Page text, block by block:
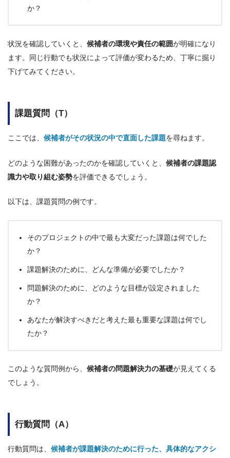
か？
状況を確認していくと、 候補者の環境や責任の範囲が明確になり
ます。同じ行動でも状況によって評価が変わるため、丁寧に掘り
下げてみてください。
課題質問（T）
ここでは、 候補者がその状況の中で直面した課題を尋ねます。
どのような困難があったのかを確認していくと、 候補者の課題認
識力や取り組む姿勢を評価できるでしょう。
以下は、課題質問の例です。
そのプロジェクトの中で最も大変だった課題は何でした
か？
課題解決のために、どんな準備が必要でしたか？
問題解決のために、どのような目標が設定されました
か？
あなたが解決すべきだと考えた最も重要な課題は何でし
たか？
このような質問例から、 候補者の問題解決力の基礎が見えてくる
でしょう。
行動質問（A）
行動質問は、 候補者が課題解決のために行った、具体的なアクシ